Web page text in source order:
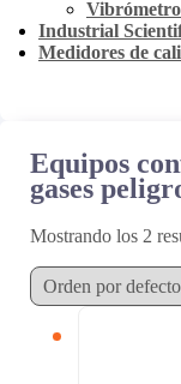
Industrial
Medidores de
Equipos
gases
Mostrando los 2